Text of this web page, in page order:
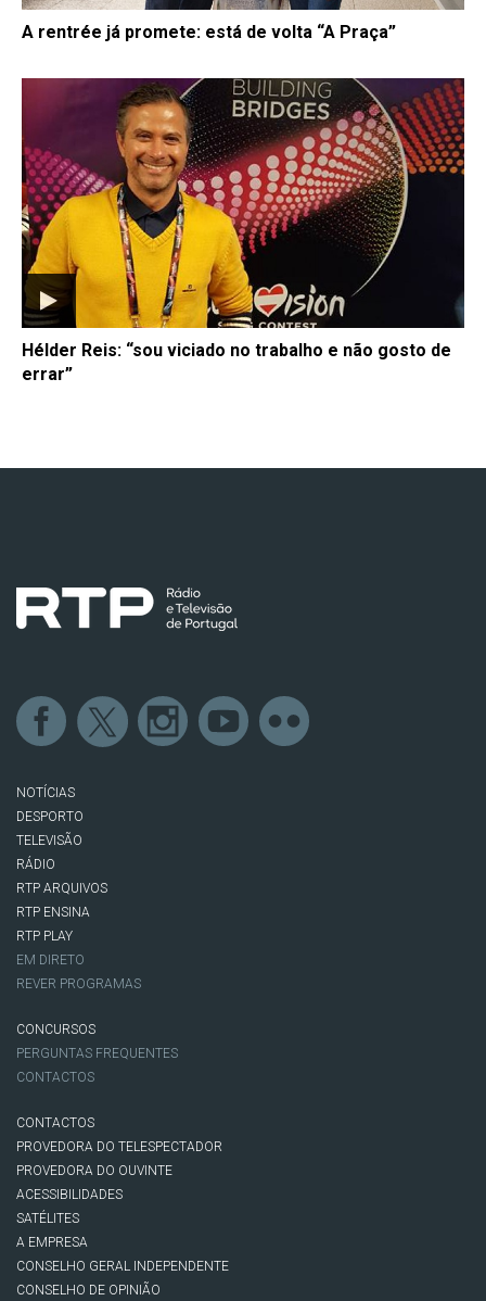
A rentrée já promete: está de volta “A Praça”
Hélder Reis: “sou viciado no trabalho e não gosto de
errar”
NOTÍCIAS
DESPORTO
TELEVISÃO
RÁDIO
RTP ARQUIVOS
RTP ENSINA
RTP PLAY
EM DIRETO
REVER PROGRAMAS
CONCURSOS
PERGUNTAS FREQUENTES
CONTACTOS
CONTACTOS
PROVEDORA DO TELESPECTADOR
PROVEDORA DO OUVINTE
ACESSIBILIDADES
SATÉLITES
A EMPRESA
CONSELHO GERAL INDEPENDENTE
CONSELHO DE OPINIÃO